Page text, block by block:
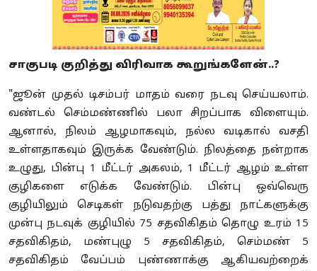
சாகுபடி குறித்து விரிவாக கூறுங்களேன்..?
"ஜூன் முதல் டிசம்பர் மாதம் வரை நடவு செய்யலாம்.
வண்டல் செம்மண்ணில் பலா சிறப்பாக விளையும்.
ஆனால், நிலம் ஆழமாகவும், நல்ல வடிகால் வசதி
உள்ளதாகவும் இருக்க வேண்டும். நிலத்தை நன்றாக
உழுது, பின்பு 1 மீட்டர் அகலம், 1 மீட்டர் ஆழம் உள்ள
குழிகளை எடுக்க வேண்டும். பின்பு ஒவ்வெரு
குழியிலும் செடிகள் நடுவதற்கு பத்து நாட்களுக்கு
முன்பு நடவுக் குழியில் 75 சதவிகிதம் தொழு உரம் 15
சதவிகிதம், மண்புழு 5 சதவிகிதம், செம்மண் 5
சதவிகிதம் வேப்பம் புண்ணாக்கு ஆகியவற்றைக்